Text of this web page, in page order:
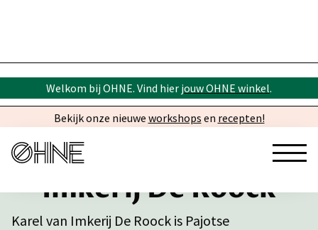
Welkom bij OHNE. Vind hier jouw OHNE winkel.
Bekijk onze nieuwe workshops en recepten!
Imkerij De Roock
Karel van Imkerij De Roock is Pajotse